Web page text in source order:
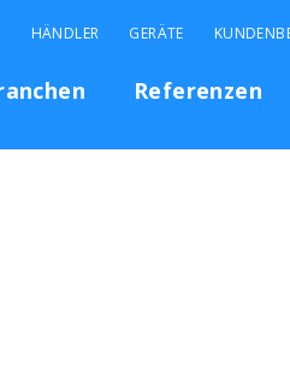
Referenzen
HÄNDLER GERÄTE